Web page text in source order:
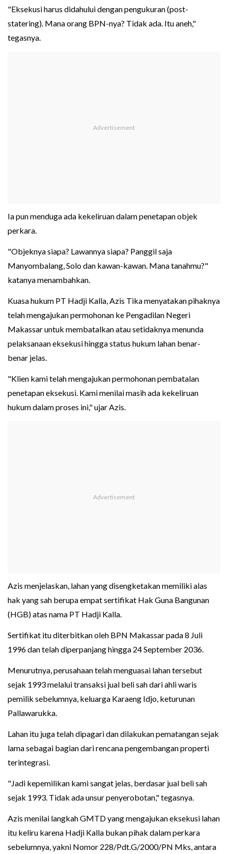
"Eksekusi harus didahului dengan pengukuran (post-
statering). Mana orang BPN-nya? Tidak ada. Itu aneh,"
tegasnya.
Ia pun menduga ada kekeliruan dalam penetapan objek
perkara.
"Objeknya siapa? Lawannya siapa? Panggil saja
Manyombalang, Solo dan kawan-kawan. Mana tanahmu?"
katanya menambahkan.
Kuasa hukum PT Hadji Kalla, Azis Tika menyatakan pihaknya
telah mengajukan permohonan ke Pengadilan Negeri
Makassar untuk membatalkan atau setidaknya menunda
pelaksanaan eksekusi hingga status hukum lahan benar-
benar jelas.
"Klien kami telah mengajukan permohonan pembatalan
penetapan eksekusi. Kami menilai masih ada kekeliruan
hukum dalam proses ini," ujar Azis.
Azis menjelaskan, lahan yang disengketakan memiliki alas
hak yang sah berupa empat sertifikat Hak Guna Bangunan
(HGB) atas nama PT Hadji Kalla.
Sertifikat itu diterbitkan oleh BPN Makassar pada 8 Juli
1996 dan telah diperpanjang hingga 24 September 2036.
Menurutnya, perusahaan telah menguasai lahan tersebut
sejak 1993 melalui transaksi jual beli sah dari ahli waris
pemilik sebelumnya, keluarga Karaeng Idjo, keturunan
Pallawarukka.
Lahan itu juga telah dipagari dan dilakukan pematangan sejak
lama sebagai bagian dari rencana pengembangan properti
terintegrasi.
"Jadi kepemilikan kami sangat jelas, berdasar jual beli sah
sejak 1993. Tidak ada unsur penyerobotan," tegasnya.
Azis menilai langkah GMTD yang mengajukan eksekusi lahan
itu keliru karena Hadji Kalla bukan pihak dalam perkara
sebelumnya, yakni Nomor 228/Pdt.G/2000/PN Mks, antara